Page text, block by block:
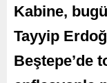
Kabine,
Tayyip
Beştepe’de